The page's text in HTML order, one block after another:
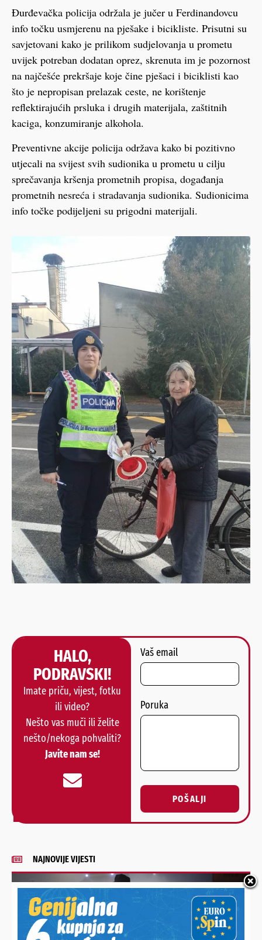
Đurđevačka policija održala je jučer u Ferdinandovcu
info točku usmjerenu na pješake i bicikliste. Prisutni su
savjetovani kako je prilikom sudjelovanja u prometu
uvijek potreban dodatan oprez, skrenuta im je pozornost
na najčešće prekršaje koje čine pješaci i biciklisti kao
što je nepropisan prelazak ceste, ne korištenje
reflektirajućih prsluka i drugih materijala, zaštitnih
kaciga, konzumiranje alkohola.
Preventivne akcije policija održava kako bi pozitivno
utjecali na svijest svih sudionika u prometu u cilju
sprečavanja kršenja prometnih propisa, događanja
prometnih nesreća i stradavanja sudionika. Sudionicima
info točke podijeljeni su prigodni materijali.
HALO,
PODRAVSKI!
Imate priču, vijest, fotku
ili video?
Nešto vas muči ili želite
nešto/nekoga pohvaliti?
Javite nam se!
Vaš email
Poruka
POŠALJI
Alternative:
NAJNOVIJE VIJESTI